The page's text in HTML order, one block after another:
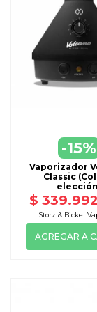
Peso: 134 g / 0,3 lb.
Tamaño: 13,4
Disponible en
Orange
Depósito con
Fabricado en
médico.
-15%
Vaporizador
Classic
$ 339.992
Storz & Bickel
AGREGAR A